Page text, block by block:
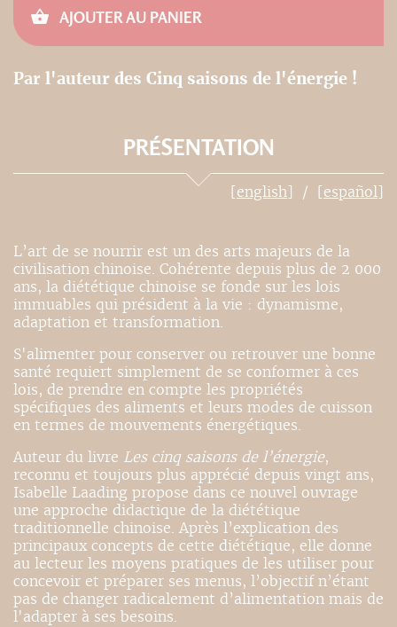
AJOUTER AU PANIER
Par l'auteur des Cinq saisons de l'énergie !
PRÉSENTATION
[english] [español]
L’art de se nourrir est un des arts majeurs de la
civilisation chinoise. Cohérente depuis plus de 2 000
ans, la diététique chinoise se fonde sur les lois
immuables qui président à la vie : dynamisme,
adaptation et transformation.
S'alimenter pour conserver ou retrouver une bonne
santé requiert simplement de se conformer à ces
lois, de prendre en compte les propriétés
spécifiques des aliments et leurs modes de cuisson
en termes de mouvements énergétiques.
Auteur du livre Les cinq saisons de l’énergie,
reconnu et toujours plus apprécié depuis vingt ans,
Isabelle Laading propose dans ce nouvel ouvrage
une approche didactique de la diététique
traditionnelle chinoise. Après l’explication des
principaux concepts de cette diététique, elle donne
au lecteur les moyens pratiques de les utiliser pour
concevoir et préparer ses menus, l’objectif n’étant
pas de changer radicalement d’alimentation mais de
l'adapter à ses besoins.